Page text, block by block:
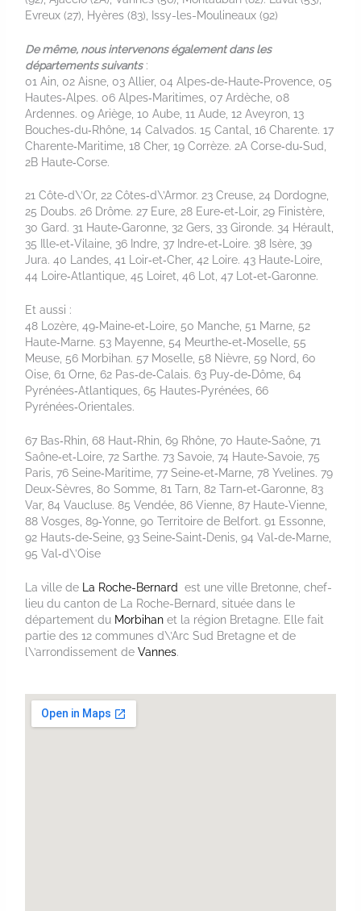
Evreux (27), Hyères (83), Issy-les-Moulineaux (92)
De même, nous intervenons également dans les
départements suivants:
01 Ain, 02 Aisne, 03 Allier, 04 Alpes‑de‑Haute‑Provence, 05
Hautes‑Alpes. 06 Alpes‑Maritimes, 07 Ardèche, 08
Ardennes. 09 Ariège, 10 Aube, 11 Aude, 12 Aveyron, 13
Bouches‑du‑Rhône, 14 Calvados. 15 Cantal, 16 Charente. 17
Charente‑Maritime, 18 Cher, 19 Corrèze. 2A Corse‑du‑Sud,
2B Haute‑Corse.
21 Côte‑d\’Or, 22 Côtes‑d\’Armor. 23 Creuse, 24 Dordogne,
25 Doubs. 26 Drôme. 27 Eure, 28 Eure‑et‑Loir, 29 Finistère,
30 Gard. 31 Haute‑Garonne, 32 Gers, 33 Gironde. 34 Hérault,
35 Ille‑et‑Vilaine, 36 Indre, 37 Indre‑et‑Loire. 38 Isère, 39
Jura. 40 Landes, 41 Loir‑et‑Cher, 42 Loire. 43 Haute‑Loire,
44 Loire‑Atlantique, 45 Loiret, 46 Lot, 47 Lot‑et‑Garonne.
Et aussi :
48 Lozère, 49‑Maine‑et‑Loire, 50 Manche, 51 Marne, 52
Haute‑Marne. 53 Mayenne, 54 Meurthe‑et‑Moselle, 55
Meuse, 56 Morbihan. 57 Moselle, 58 Nièvre, 59 Nord, 60
Oise, 61 Orne, 62 Pas‑de‑Calais. 63 Puy‑de‑Dôme, 64
Pyrénées‑Atlantiques, 65 Hautes‑Pyrénées, 66
Pyrénées‑Orientales.
67 Bas‑Rhin, 68 Haut‑Rhin, 69 Rhône, 70 Haute‑Saône, 71
Saône‑et‑Loire, 72 Sarthe. 73 Savoie, 74 Haute‑Savoie, 75
Paris, 76 Seine‑Maritime, 77 Seine‑et‑Marne, 78 Yvelines. 79
Deux‑Sèvres, 80 Somme, 81 Tarn, 82 Tarn‑et‑Garonne, 83
Var, 84 Vaucluse. 85 Vendée, 86 Vienne, 87 Haute‑Vienne,
88 Vosges, 89‑Yonne, 90 Territoire de Belfort. 91 Essonne,
92 Hauts‑de‑Seine, 93 Seine‑Saint‑Denis, 94 Val‑de‑Marne,
95 Val‑d\’Oise
La ville de La Roche-Bernard
est une ville Bretonne, chef-
lieu du canton de La Roche-Bernard, située dans le
département du Morbihan et la région Bretagne. Elle fait
partie des 12 communes d\’Arc Sud Bretagne et de
l\’arrondissement deVannes.